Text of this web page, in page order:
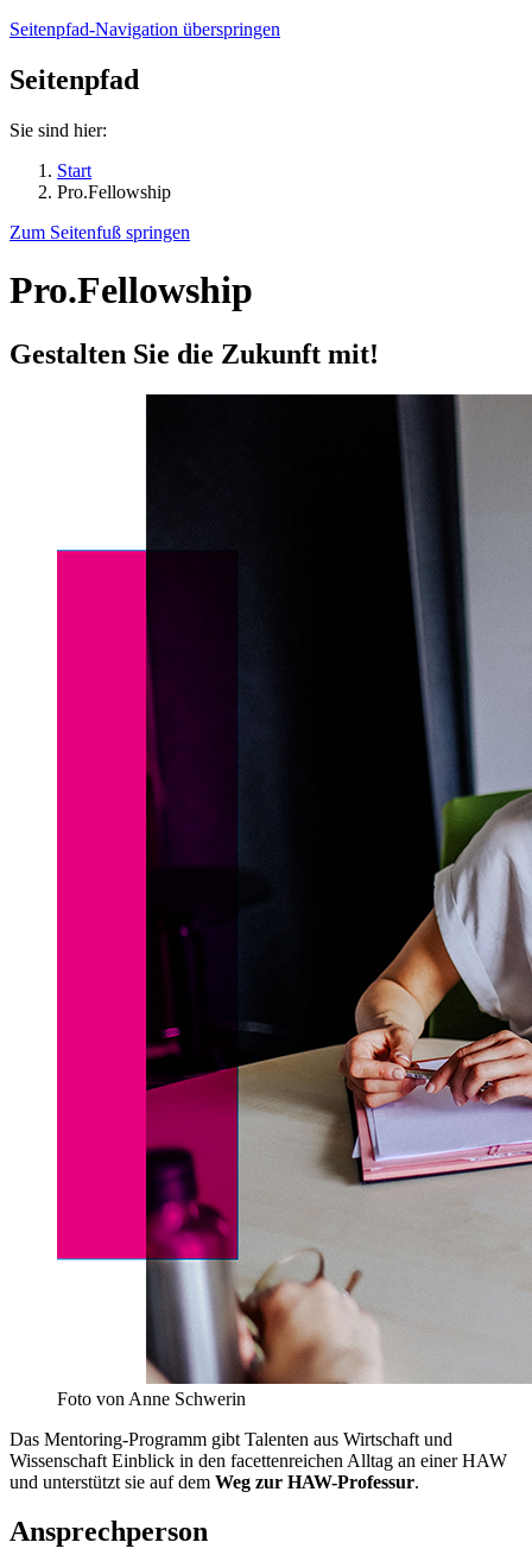
Seitenpfad-Navigation überspringen
Seitenpfad
Sie sind hier:
Start
Pro.Fellowship
Zum Seitenfuß springen
Pro.Fellowship
Gestalten Sie die Zukunft mit!
Foto von Anne Schwerin
Das Mentoring-Programm gibt Talenten aus Wirtschaft und
Wissenschaft Einblick in den facettenreichen Alltag an einer HAW
und unterstützt sie auf dem Weg zur HAW-Professur.
Ansprechperson